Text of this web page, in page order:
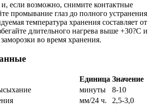
если возможно, снимите контактные
промывание глаз до полного устранения
температура хранения составляет от
длительного нагрева выше +30?С и
во время хранения.
Единица Значение
минуты
8-10
мм/24 ч.
2,5-3,0